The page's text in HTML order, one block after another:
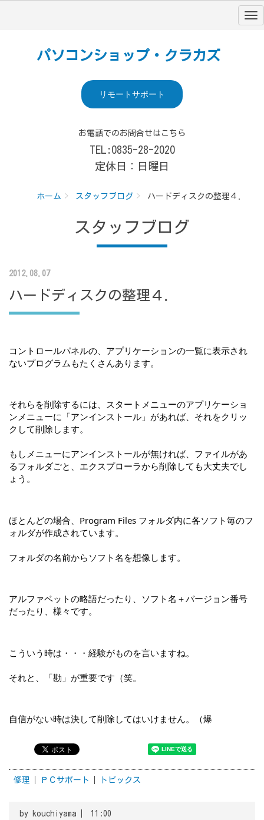
パソコンショップ・クラカズ
リモートサポート
お電話でのお問合せはこちら
TEL:0835-28-2020
定休日：日曜日
ホーム スタッフブログ ハードディスクの整理４．
スタッフブログ
2012.08.07
ハードディスクの整理４．
コントロールパネルの、アプリケーションの一覧に表示され
ないプログラムもたくさんあります。
それらを削除するには、スタートメニューのアプリケーショ
ンメニューに「アンインストール」があれば、それをクリッ
クして削除します。
もしメニューにアンインストールが無ければ、ファイルがあ
るフォルダごと、エクスプローラから削除しても大丈夫でし
ょう。
ほとんどの場合、Program Files フォルダ内に各ソフト毎のフ
ォルダが作成されています。
フォルダの名前からソフト名を想像します。
アルファベットの略語だったり、ソフト名＋バージョン番号
だったり、様々です。
こういう時は・・・経験がものを言いますね。
それと、「勘」が重要です（笑。
自信がない時は決して削除してはいけません。（爆
修理 ＰＣサポート トピックス
by kouchiyama 11:00